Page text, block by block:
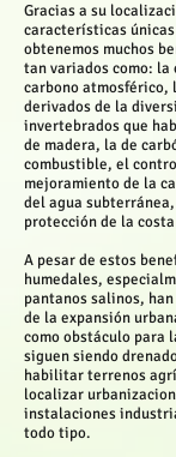
Gracias a su
características
obtenemos muchos
tan variados como:
carbono atmosférico,
derivados de la
invertebrados que
de madera, la de
combustible, el
mejoramiento de la
del agua
protección de la
A pesar de estos
humedales,
pantanos salinos,
de la expansión
como obstáculo para
siguen siendo
habilitar terrenos
localizar
instalaciones
todo tipo.